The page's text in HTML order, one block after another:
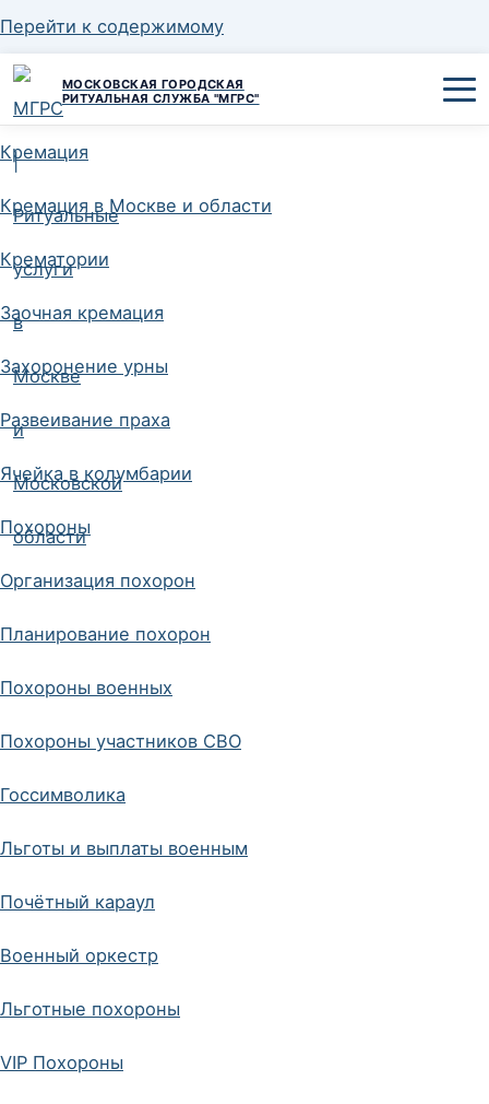
Перейти к содержимому
МОСКОВСКАЯ ГОРОДСКАЯ
РИТУАЛЬНАЯ СЛУЖБА "МГРС"
Кремация
Кремация в Москве и области
Крематории
Заочная кремация
Захоронение урны
Развеивание праха
Ячейка в колумбарии
Похороны
Организация похорон
Планирование похорон
Похороны военных
Похороны участников СВО
Госсимволика
Льготы и выплаты военным
Почётный караул
Военный оркестр
Льготные похороны
VIP Похороны